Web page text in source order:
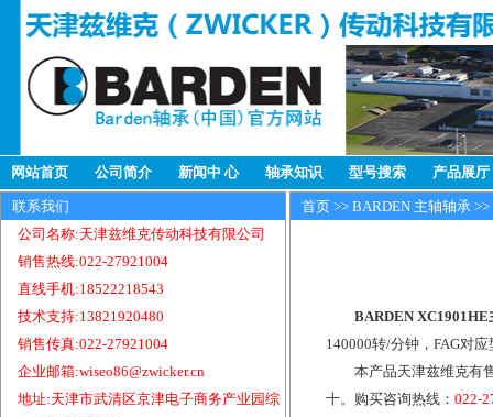
网站首页 公司简介 新闻中 心 轴承知识 型号搜索 产品展厅
联系我们
公司名称:天津兹维克传动科技有限公司
销售热线:022-27921004
直线手机:18522218543
技术支持:13821920480
销售传真:022-27921004
企业邮箱:wiseo86@zwicker.cn
地址:天津市武清区京津电子商务产业园综
首页 >> BARDEN 主轴轴承
BARDEN XC1901HE
140000转/分钟，FAG对
本产品天津兹维克有
十。购买咨询热线：022-